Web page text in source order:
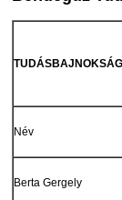
TUDÁSBAJNOKSÁG
Név
Berta Gergely